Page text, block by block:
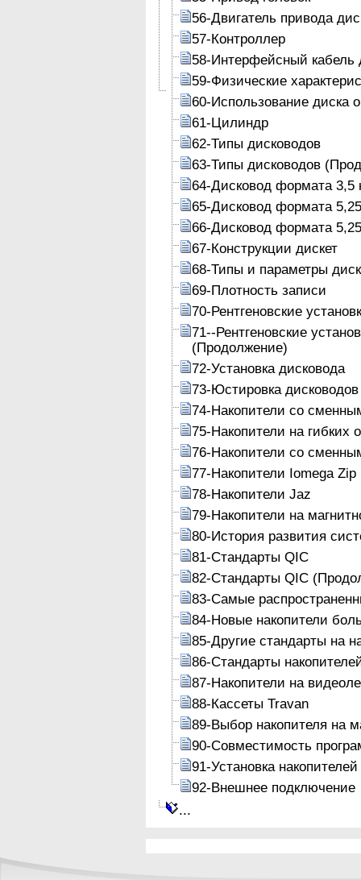
56-Двигатель привода
57-Контроллер
58-Интерфейсный кабель
59-Физические
60-Использование диска
61-Цилиндр
62-Типы дисководов
63-Типы дисководов
64-Дисковод формата 3,5
65-Дисковод формата
66-Дисковод формата
67-Конструкции дискет
68-Типы и параметры
69-Плотность записи
70-Рентгеновские
71--Рентгеновские
(Продолжение)
72-Установка дисковода
73-Юстировка дисководов
74-Накопители со
75-Накопители на гибких
76-Накопители со
77-Накопители Iomega Zip
78-Накопители Jaz
79-Накопители на
80-История развития
81-Стандарты QIC
82-Стандарты QIC
83-Самые
84-Новые накопители
85-Другие стандарты на
86-Стандарты
87-Накопители на
88-Кассеты Travan
89-Выбор накопителя на
90-Совместимость
91-Установка
92-Внешнее подключение